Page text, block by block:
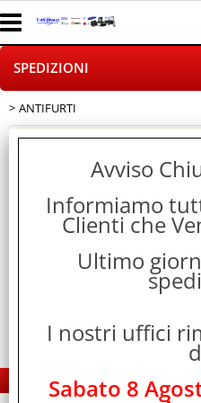
HOME PAGE
LOGISTICA
NEGOZI ON LINE
SINCRONIZZATI CON NOI
SPEDIZIONI
PAGAMENTI
ANTIFURTI
Ricerca avanzata
Categoria: SPEDIZIONI >
EDS Group Italia
Avviso
Informiamo
Clienti che
Ultimo
I nostri uffici
Sabato 8